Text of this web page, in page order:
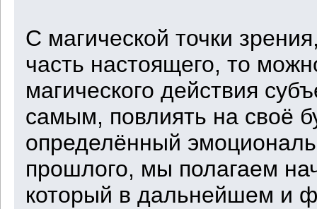
С магической точки
часть настоящего, то
магического действия
самым, повлиять на своё
определённый
прошлого, мы полагаем
который в дальнейшем и